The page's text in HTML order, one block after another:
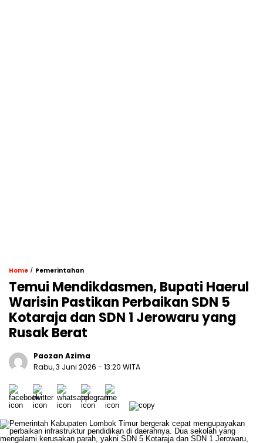
Home / Pemerintahan
Temui Mendikdasmen, Bupati Haerul
Warisin Pastikan Perbaikan SDN 5
Kotaraja dan SDN 1 Jerowaru yang
Rusak Berat
Paozan Azima
Rabu, 3 Juni 2026 - 13:20 WITA